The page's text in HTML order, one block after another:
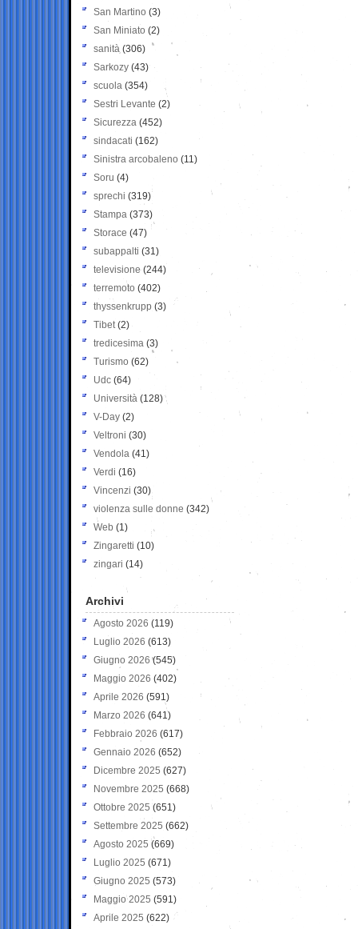
San Martino (3)
San Miniato (2)
sanità (306)
Sarkozy (43)
scuola (354)
Sestri Levante (2)
Sicurezza (452)
sindacati (162)
Sinistra arcobaleno (11)
Soru (4)
sprechi (319)
Stampa (373)
Storace (47)
subappalti (31)
televisione(244)
terremoto (402)
thyssenkrupp (3)
Tibet(2)
tredicesima (3)
Turismo (62)
Udc (64)
Università (128)
V-Day (2)
Veltroni (30)
Vendola (41)
Verdi (16)
Vincenzi (30)
violenza sulle donne (342)
Web (1)
Zingaretti (10)
zingari (14)
Archivi
Agosto 2026 (119)
Luglio 2026 (613)
Giugno 2026 (545)
Maggio 2026 (402)
Aprile 2026 (591)
Marzo 2026 (641)
Febbraio 2026 (617)
Gennaio 2026 (652)
Dicembre 2025 (627)
Novembre 2025 (668)
Ottobre 2025 (651)
Settembre 2025 (662)
Agosto 2025 (669)
Luglio 2025 (671)
Giugno 2025 (573)
Maggio 2025 (591)
Aprile 2025 (622)